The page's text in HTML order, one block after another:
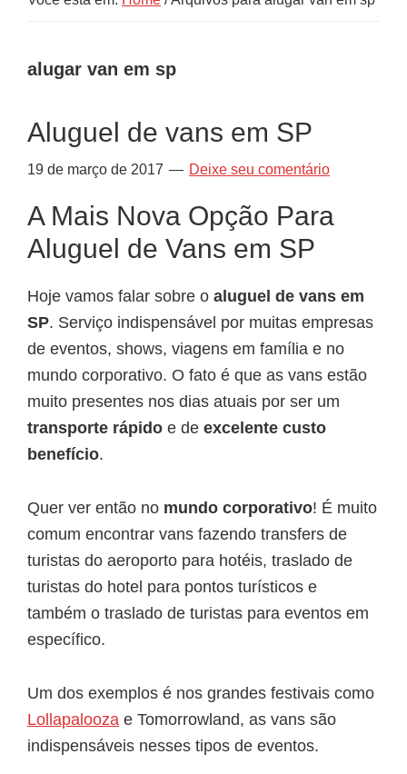
alugar van em sp
Aluguel de vans em SP
19 de março de 2017 Deixe seu comentário
A Mais Nova Opção Para
Aluguel de Vans em SP
Hoje vamos falar sobre o aluguel de vans em
SP. Serviço indispensável por muitas empresas
de eventos, shows, viagens em família e no
mundo corporativo. O fato é que as vans estão
muito presentes nos dias atuais por ser um
transporte rápido e de excelente custo
benefício.
Quer ver então no mundo corporativo! É muito
comum encontrar vans fazendo transfers de
turistas do aeroporto para hotéis, traslado de
turistas do hotel para pontos turísticos e
também o traslado de turistas para eventos em
específico.
Um dos exemplos é nos grandes festivais como
Lollapalooza e Tomorrowland, as vans são
indispensáveis nesses tipos de eventos.